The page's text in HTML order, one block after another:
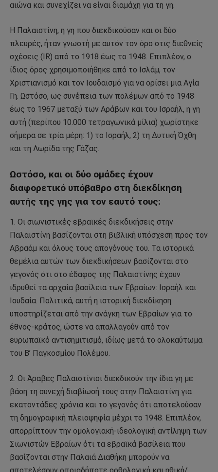
αιώνα και συνεχίζει να είναι διαμάχη για τη γη.
Η Παλαιστίνη, η γη που διεκδικούσαν και οι δύο
πλευρές, ήταν γνωστή με αυτόν τον όρο στις διεθνείς
σχέσεις (IR) από το 1918 έως το 1948. Επιπλέον, ο
ίδιος όρος χρησιμοποιήθηκε από το Ισλάμ, τον
Χριστιανισμό και τον Ιουδαϊσμό για να ορίσει μια Αγία
Γη. Ωστόσο, ως συνέπεια των πολέμων από το 1948
έως το 1967 μεταξύ των Αράβων και του Ισραήλ, η γη
αυτή (περίπου 10.000 τετραγωνικά μίλια) χωρίστηκε
σήμερα σε τρία μέρη: 1) το Ισραήλ, 2) τη Δυτική Όχθη
και τη Λωρίδα της Γάζας.
Ωστόσο, και οι δύο ομάδες έχουν
διαφορετικό υπόβαθρο στη διεκδίκηση
αυτής της γης για τον εαυτό τους:
1. Οι σιωνιστικές εβραϊκές διεκδικήσεις στην
Παλαιστίνη βασίζονται στη βιβλική υπόσχεση προς τον
Αβραάμ και όλους τους απογόνους του. Τα ιστορικά
θεμέλια αυτών των διεκδικήσεων βασίζονται στο
γεγονός ότι στο έδαφος της Παλαιστίνης έχουν
ιδρυθεί τα αρχαία βασίλεια των Εβραίων: Ισραήλ και
Ιουδαία. Πολιτικά, αυτή η ιστορική διεκδίκηση
υποστηρίζεται από την ανάγκη των Εβραίων για το
έθνος-κράτος, ώστε να απαλλαγούν από τον
ευρωπαϊκό αντισημιτισμό, ιδίως μετά το ολοκαύτωμα
του Β’ Παγκοσμίου Πολέμου.
2. Οι Άραβες Παλαιστίνιοι διεκδικούν την ίδια γη με
βάση τη συνεχή διαβίωσή τους στην Παλαιστίνη για
εκατοντάδες χρόνια και το γεγονός ότι αποτελούσαν
τη δημογραφική πλειοψηφία μέχρι το 1948. Επιπλέον,
απορρίπτουν την ομολογιακή-ιδεολογική αντίληψη των
Σιωνιστών Εβραίων ότι τα εβραϊκά βασίλεια που
βασίζονται στην Παλαιά Διαθήκη μπορούν να
αποτελέσουν οποιαδήποτε ορθολογική και ηθική/